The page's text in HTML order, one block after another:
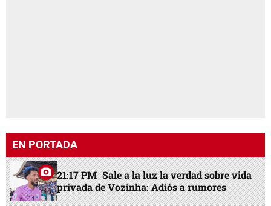
EN PORTADA
21:17 PM Sale a la luz la verdad sobre vida
privada de Vozinha: Adiós a rumores